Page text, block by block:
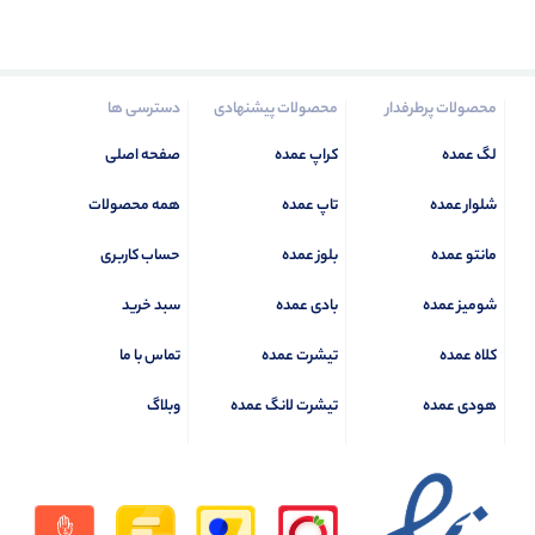
محصولات پرطرفدار
لگ عمده
شلوار عمده
مانتو عمده
شومیز عمده
کلاه عمده
هودی عمده
محصولات پیشنهادی
کراپ عمده
تاپ عمده
بلوز عمده
بادی عمده
تیشرت عمده
تیشرت لانگ عمده
دسترسی ها
صفحه اصلی
همه محصولات
حساب کاربری
سبد خرید
تماس با ما
وبلاگ